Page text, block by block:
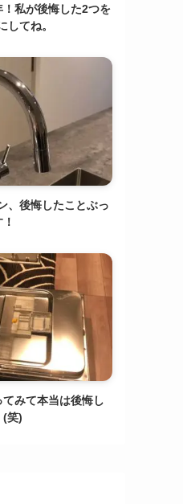
私が後悔した2つを
してね。
、後悔したことぶっ
みて本当は後悔し
(笑)